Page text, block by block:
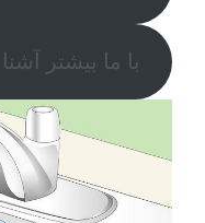
با ما بیشتر